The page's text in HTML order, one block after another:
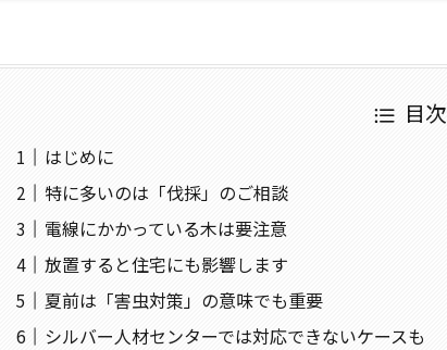
目次
はじめに
特に多いのは「伐採」のご相談
電線にかかっている木は要注意
放置すると住宅にも影響します
夏前は「害虫対策」の意味でも重要
シルバー人材センターでは対応できないケースも